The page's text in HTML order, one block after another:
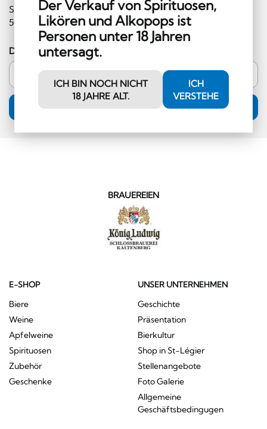
Der Verkauf von Spirituosen,
Likören und Alkopops ist
Personen unter 18 Jahren
untersagt.
ICH BIN NOCH NICHT
18 JAHRE ALT.
ICH
VERSTEHE
Sie im Shop einlösen können (Mindestbestellwert CHF
50.00 und ausserhalb der Kategorie Hochprozentiges)!
Deine E-Mail-Adresse
ANMELDUNG
BRAUEREIEN
E-SHOP
Biere
Weine
Apfelweine
Spirituosen
Zubehör
Geschenke
UNSER UNTERNEHMEN
Geschichte
Präsentation
Bierkultur
Shop in St-Légier
Stellenangebote
Foto Galerie
Allgemeine
Geschäftsbedingugen